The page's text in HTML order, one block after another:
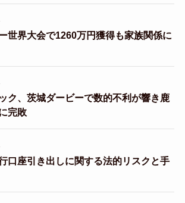
世界大会で1260万円獲得も家族関係に
ク、茨城ダービーで数的不利が響き鹿
完敗
口座引き出しに関する法的リスクと手